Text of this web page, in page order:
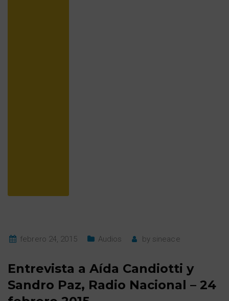
febrero 24, 2015 Audios by sineace
Entrevista a Aída Candiotti y
Sandro Paz, Radio Nacional – 24